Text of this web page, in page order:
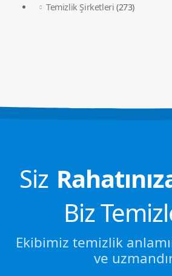
Temizlik Şirketleri (273)
Siz
Biz
Ekibimiz temizlik
ve